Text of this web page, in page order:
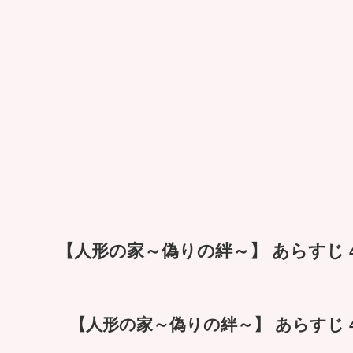
【人形の家～偽りの絆～】 あらすじ
【人形の家～偽りの絆～】 あらすじ